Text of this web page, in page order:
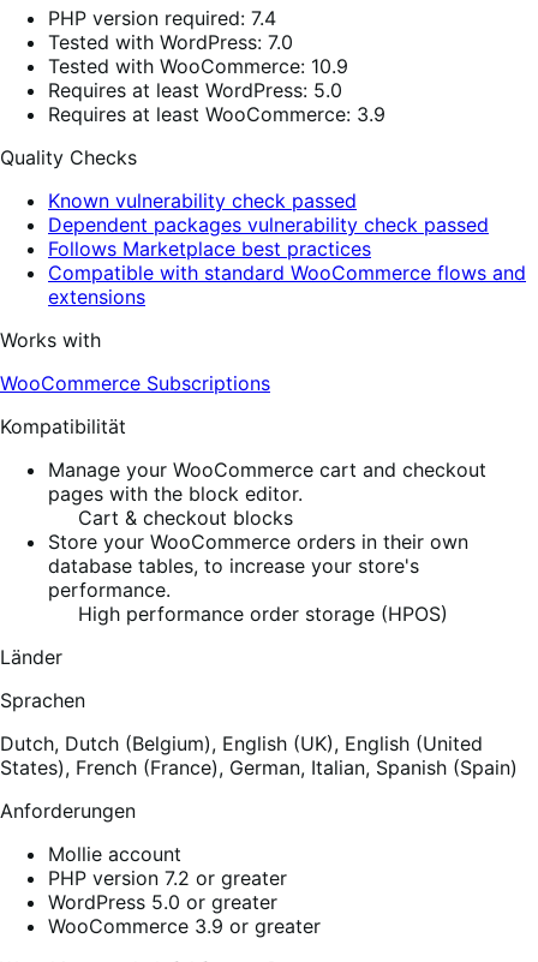
PHP version required: 7.4
Tested with WordPress: 7.0
Tested with WooCommerce: 10.9
Requires at least WordPress: 5.0
Requires at least WooCommerce: 3.9
Quality Checks
Known vulnerability check passed
Dependent packages vulnerability check passed
Follows Marketplace best practices
Compatible with standard WooCommerce flows and
extensions
Works with
WooCommerce Subscriptions
Kompatibilität
Manage your WooCommerce cart and checkout
pages with the block editor.
Cart & checkout blocks
Store your WooCommerce orders in their own
database tables, to increase your store's
performance.
High performance order storage (HPOS)
Länder
Sprachen
Dutch, Dutch (Belgium), English (UK), English (United
States), French (France), German, Italian, Spanish (Spain)
Anforderungen
Mollie account
PHP version 7.2 or greater
WordPress 5.0 or greater
WooCommerce 3.9 or greater